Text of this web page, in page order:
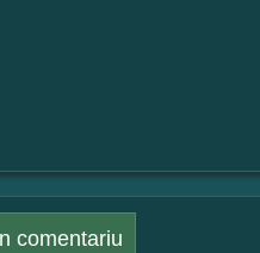
comentariu